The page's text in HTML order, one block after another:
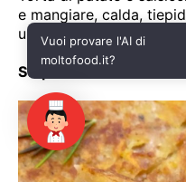
Vuoi provare l'AI di
moltofood.it?